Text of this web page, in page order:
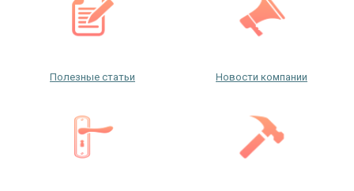
Ежедневно с 08:00 до 24:00
+7 (495) 409-24-70
Полезные статьи Новости компании